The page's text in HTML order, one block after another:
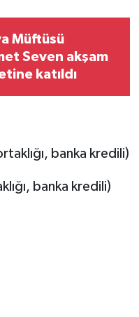
Müftüsü
Seven akşam
katıldı
banka kredili)
banka kredili)